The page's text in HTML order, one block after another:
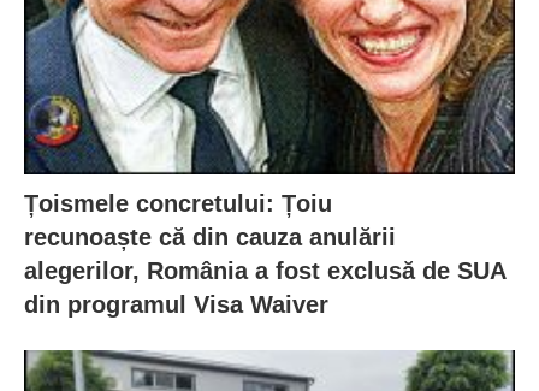
Țoismele concretului: Țoiu
recunoaște că din cauza anulării
alegerilor, România a fost exclusă de SUA
din programul Visa Waiver